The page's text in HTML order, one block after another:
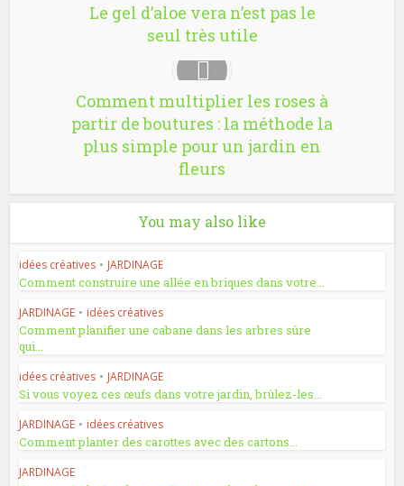
Le gel d’aloe vera n’est pas le
seul très utile
Comment multiplier les roses à
partir de boutures : la méthode la
plus simple pour un jardin en
fleurs
You may also like
idées créatives • JARDINAGE
Comment construire une allée en briques dans votre...
JARDINAGE • idées créatives
Comment planifier une cabane dans les arbres sûre
qui...
idées créatives • JARDINAGE
Si vous voyez ces œufs dans votre jardin, brûlez-les...
JARDINAGE • idées créatives
Comment planter des carottes avec des cartons...
JARDINAGE